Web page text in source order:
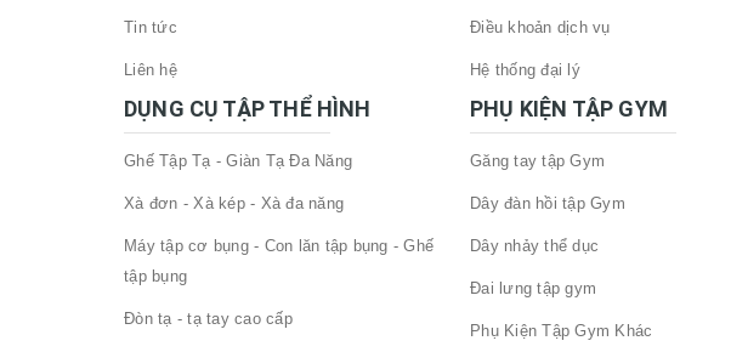
Tin tức
Liên hệ
DỤNG CỤ TẬP THỂ HÌNH
Ghế Tập Tạ - Giàn Tạ Đa Năng
Xà đơn - Xà kép - Xà đa năng
Máy tập cơ bụng - Con lăn tập bụng - Ghế
tập bụng
Đòn tạ - tạ tay cao cấp
Điều khoản dịch vụ
Hệ thống đại lý
PHỤ KIỆN TẬP GYM
Găng tay tập Gym
Dây đàn hồi tập Gym
Dây nhảy thể dục
Đai lưng tập gym
Phụ Kiện Tập Gym Khác